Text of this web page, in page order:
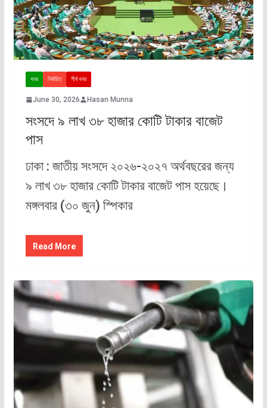
খবর নির্বাচিত শীর্ষ খবর
June 30, 2026 Hasan Munna
সংসদে ৯ লাখ ৩৮ হাজার কোটি টাকার বাজেট
পাস
ঢাকা : জাতীয় সংসদে ২০২৬-২০২৭ অর্থবছরের জন্য
৯ লাখ ৩৮ হাজার কোটি টাকার বাজেট পাস হয়েছে।
মঙ্গলবার (৩০ জুন) স্পিকার
Read More